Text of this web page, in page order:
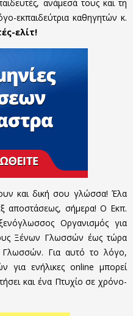
ανάμεσά τους και τη
εκπαιδεύτρια καθηγητών κ.
ελίτ!
και δική σου γλώσσα! Έλα
αποστάσεως, σήμερα! Ο Εκπ.
Οργανισμός για
Ξένων Γλωσσών έως τώρα
Γλωσσών. Για αυτό το λόγο,
για ενήλικες online μπορεί
και ένα Πτυχίο σε χρόνο-